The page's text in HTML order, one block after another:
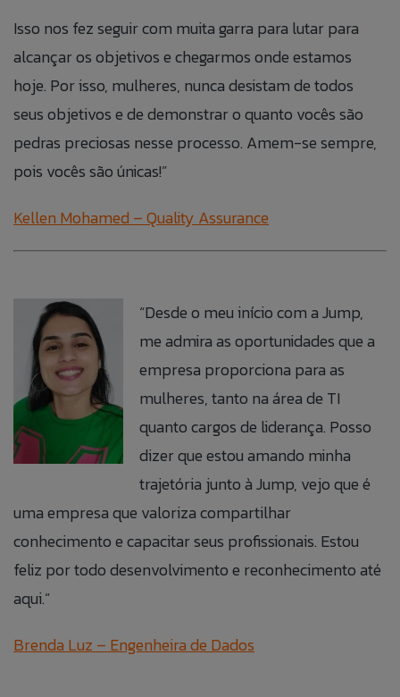
Isso nos fez seguir com muita garra para lutar para
alcançar os objetivos e chegarmos onde estamos
hoje. Por isso, mulheres, nunca desistam de todos
seus objetivos e de demonstrar o quanto vocês são
pedras preciosas nesse processo. Amem-se sempre,
pois vocês são únicas!”
Kellen Mohamed – Quality Assurance
“Desde o meu início com a Jump,
me admira as oportunidades que a
empresa proporciona para as
mulheres, tanto na área de TI
quanto cargos de liderança. Posso
dizer que estou amando minha
trajetória junto à Jump, vejo que é
uma empresa que valoriza compartilhar
conhecimento e capacitar seus profissionais. Estou
feliz por todo desenvolvimento e reconhecimento até
aqui.”
Brenda Luz – Engenheira de Dados